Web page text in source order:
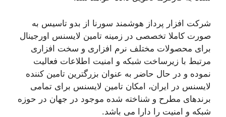
شرکت افزار پرداز هوشمند سورنا از بدو تاسیس به
صورت کاملا تخصصی در زمینه تامین لایسنس اورجینال
برای محصولات مختلف نرم افزاری و سخت افزاری
مرتبط با زیرساخت شبکه و امنیت اطلاعات فعالیت
نموده و در حال حاضر به عنوان بزرگترین تامین کننده
لایسنس در ایران، امکان تامین لایسنس برای تمامی
برندهای مطرح و شناخته شده موجود در جهان در حوزه
شبکه و امنیت را دارا می باشد.